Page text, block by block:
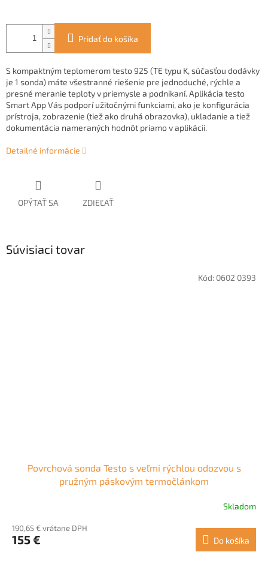
Pridať do košíka
S kompaktným teplomerom testo 925 (TE typu K, súčasťou dodávky
je 1 sonda) máte všestranné riešenie pre jednoduché, rýchle a
presné meranie teploty v priemysle a podnikaní. Aplikácia testo
Smart App Vás podporí užitočnými funkciami, ako je konfigurácia
prístroja, zobrazenie (tiež ako druhá obrazovka), ukladanie a tiež
dokumentácia nameraných hodnôt priamo v aplikácii.
Detailné informácie
OPÝTAŤ SA ZDIEĽAŤ
Súvisiaci tovar
Povrchová sonda Testo s veľmi rýchlou odozvou s
pružným páskovým termočlánkom
Skladom
190,65 € vrátane DPH
155 € Do košíka
Kód: 0602 0393